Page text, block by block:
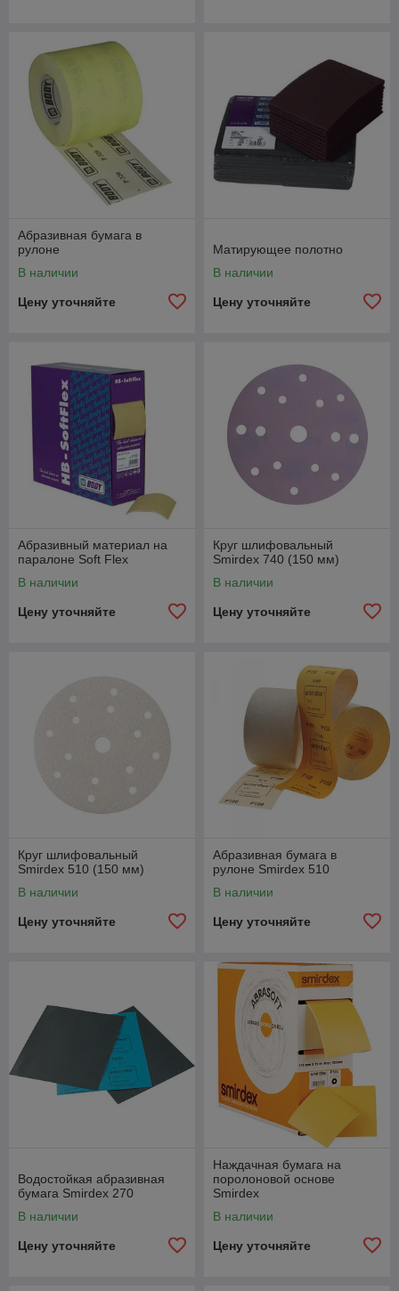
шлифовальные машины.
Водостойкая наждачная бумага
Это абразивное изделие, которое необходимо для
матирования зоны переходов.
Матирующее полотно
Специальный абразивный материал для подготовки
зоны покрытия лакокрасочными материалами.
Односторонние абразивные губки
шлифование в труднодоступных местах.
Несколько причин обратиться к нам
Гарантия качества
В нашей
компании вы можете купить абразивные
материалы высокого качества.
Доступные ценыМы
позиции.
Наши достоинства
Ассортимент
Постоянно работаем над расширением
ассортимента.
Абразивная бумага в
рулоне
В наличии
Цену уточняйте
Матирующее полотно
В наличии
Цену уточняйте
Абразивный материал на
паралоне Soft Flex
В наличии
Цену уточняйте
Круг шлифовальный
Smirdex 740 (150 мм)
В наличии
Цену уточняйте
Круг шлифовальный
Smirdex 510 (150 мм)
В наличии
Цену уточняйте
Абразивная бумага в
рулоне Smirdex 510
В наличии
Цену уточняйте
Водостойкая абразивная
бумага Smirdex 270
В наличии
Цену уточняйте
Наждачная бумага на
поролоновой основе
Smirdex
В наличии
Цену уточняйте